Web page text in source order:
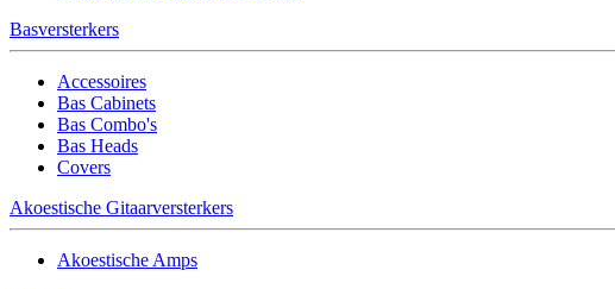
Basversterkers
Accessoires
Bas Cabinets
Bas Combo's
Bas Heads
Covers
Akoestische Gitaarversterkers
Akoestische Amps